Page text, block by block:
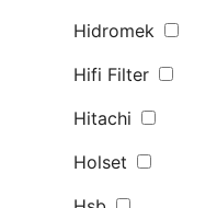
Hidromek
Hifi Filter
Hitachi
Holset